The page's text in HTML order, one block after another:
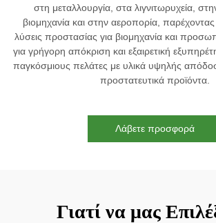
στη μεταλλουργία, στα λιγνιτωρυχεία,
βιομηχανία και στην αεροπορία, παρέχοντας
λύσεις προστασίας για βιομηχανία και
για γρήγορη απόκριση και εξαιρετική
παγκόσμιους πελάτες με υλικά υψηλής
προστατευτικά προϊόντα.
Λάβετε προσφορά
Γιατί να μας